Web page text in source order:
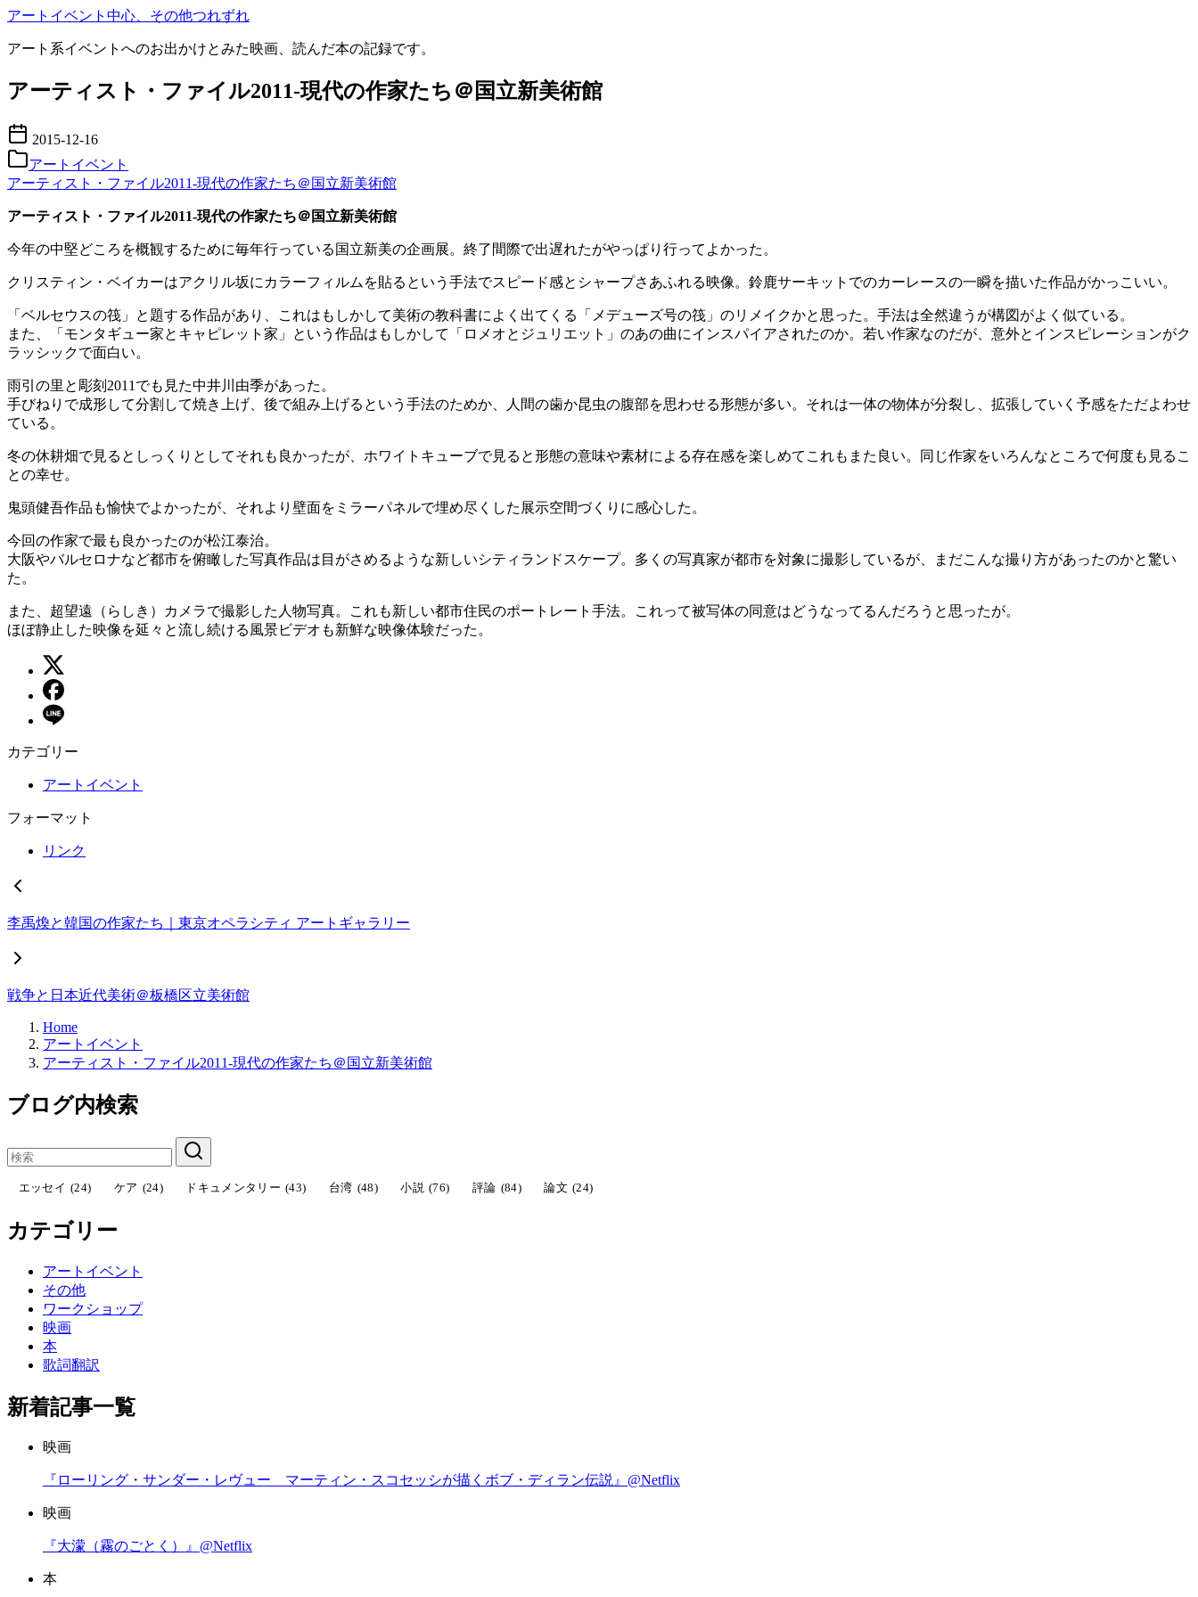
コ
テ
ツ
移
動
アートイベント中心、その他つれずれ
アート系イベントへのお出かけとみた映画、読んだ本の記録です。
アーティスト・ファイル2011-現代の作家たち＠国立新美術館
2015-12-16
アートイベント
アーティスト・ファイル2011-現代の作家たち＠国立新美術館
アーティスト・ファイル2011-現代の作家たち＠国立新美術館
今年の中堅どころを概観するために毎年行っている国立新美の企画展。終了間際で出遅れたがやっぱり行ってよかった。
クリスティン・ベイカーはアクリル坂にカラーフィルムを貼るという手法でスピード感とシャープさあふれる映像。鈴鹿サーキットでのカーレースの一瞬を描いた作品がかっこいい。
「ベルセウスの筏」と題する作品があり、これはもしかして美術の教科書によく出てくる「メデューズ号の筏」のリメイクかと思った。手法は全然違うが構図がよく似ている。
また、「モンタギュー家とキャピレット家」という作品はもしかして「ロメオとジュリエット」のあの曲にインスパイアされたのか。若い作家なのだが、意外とインスピレーションがク
ラッシックで面白い。
雨引の里と彫刻2011でも見た中井川由季があった。
手びねりで成形して分割して焼き上げ、後で組み上げるという手法のためか、人間の歯か昆虫の腹部を思わせる形態が多い。それは一体の物体が分裂し、拡張していく予感をただよわせ
ている。
冬の休耕畑で見るとしっくりとしてそれも良かったが、ホワイトキューブで見ると形態の意味や素材による存在感を楽しめてこれもまた良い。同じ作家をいろんなところで何度も見るこ
との幸せ。
鬼頭健吾作品も愉快でよかったが、それより壁面をミラーパネルで埋め尽くした展示空間づくりに感心した。
今回の作家で最も良かったのが松江泰治。
大阪やバルセロナなど都市を俯瞰した写真作品は目がさめるような新しいシティランドスケープ。多くの写真家が都市を対象に撮影しているが、まだこんな撮り方があったのかと驚い
た。
また、超望遠（らしき）カメラで撮影した人物写真。これも新しい都市住民のポートレート手法。これって被写体の同意はどうなってるんだろうと思ったが。
ほぼ静止した映像を延々と流し続ける風景ビデオも新鮮な映像体験だった。
カテゴリー
アートイベント
フォーマット
リンク
李禹煥と韓国の作家たち｜東京オペラシティ アートギャラリー
戦争と日本近代美術＠板橋区立美術館
Home
アートイベント
アーティスト・ファイル2011-現代の作家たち＠国立新美術館
ブログ内検索
エッセイ (24) ケア (24) ドキュメンタリー (43) 台湾 (48) 小説 (76) 評論 (84) 論文 (24)
カテゴリー
アートイベント
その他
ワークショップ
映画
本
歌詞翻訳
新着記事一覧
映画
『ローリング・サンダー・レヴュー マーティン・スコセッシが描くボブ・ディラン伝説』@Netflix
映画
『大濛（霧のごとく）』@Netflix
本